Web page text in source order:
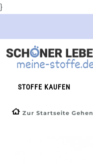
}
STOFFE KAUFEN
Zur Startseite Gehen